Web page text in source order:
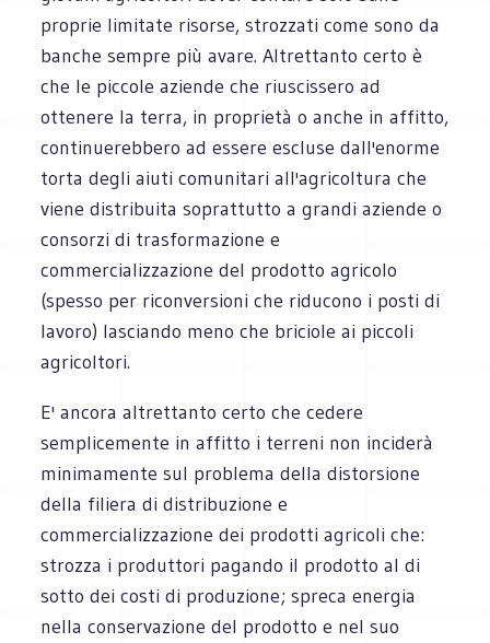
proprie limitate risorse, strozzati come sono da
banche sempre più avare. Altrettanto certo è
che le piccole aziende che riuscissero ad
ottenere la terra, in proprietà o anche in affitto,
continuerebbero ad essere escluse dall'enorme
torta degli aiuti comunitari all'agricoltura che
viene distribuita soprattutto a grandi aziende o
consorzi di trasformazione e
commercializzazione del prodotto agricolo
(spesso per riconversioni che riducono i posti di
lavoro) lasciando meno che briciole ai piccoli
agricoltori.
E' ancora altrettanto certo che cedere
semplicemente in affitto i terreni non inciderà
minimamente sul problema della distorsione
della filiera di distribuzione e
commercializzazione dei prodotti agricoli che:
strozza i produttori pagando il prodotto al di
sotto dei costi di produzione; spreca energia
nella conservazione del prodotto e nel suo